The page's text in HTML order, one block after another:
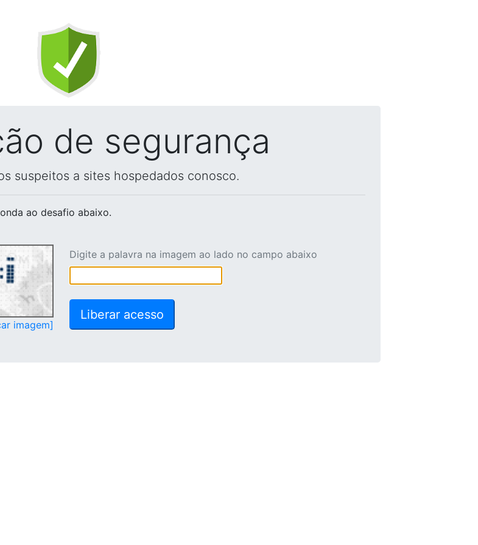
de segurança
suspeitos a sites hospedados conosco.
ao desafio abaixo.
imagem]
Digite a palavra na imagem ao lado no campo abaixo